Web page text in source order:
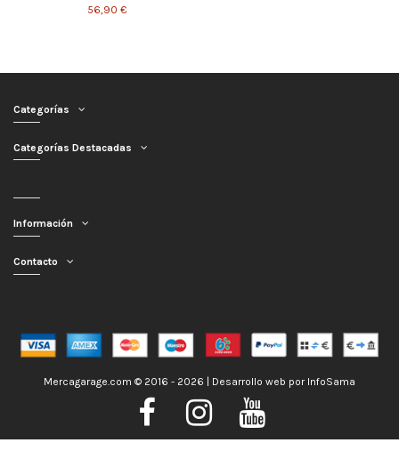
56,90 €
Categorías
Categorías Destacadas
Información
Contacto
Mercagarage.com © 2016 - 2026 | Desarrollo web por InfoSama